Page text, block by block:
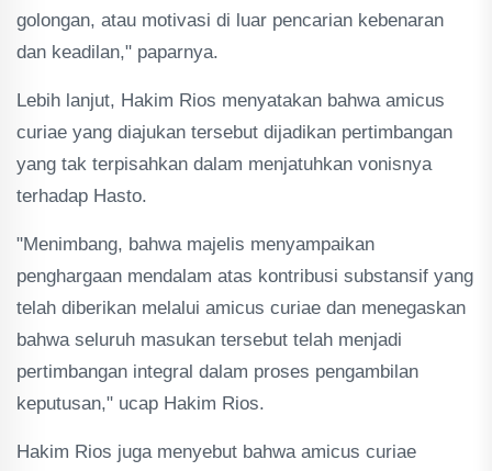
golongan, atau motivasi di luar pencarian kebenaran
dan keadilan," paparnya.
Lebih lanjut, Hakim Rios menyatakan bahwa amicus
curiae yang diajukan tersebut dijadikan pertimbangan
yang tak terpisahkan dalam menjatuhkan vonisnya
terhadap Hasto.
"Menimbang, bahwa majelis menyampaikan
penghargaan mendalam atas kontribusi substansif yang
telah diberikan melalui amicus curiae dan menegaskan
bahwa seluruh masukan tersebut telah menjadi
pertimbangan integral dalam proses pengambilan
keputusan," ucap Hakim Rios.
Hakim Rios juga menyebut bahwa amicus curiae